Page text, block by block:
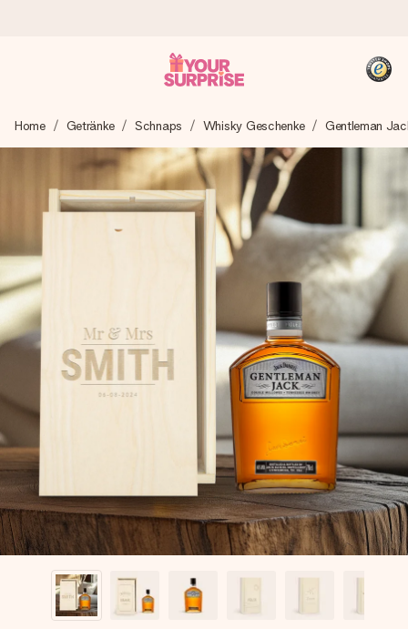
Wir bereiten dein Geschenk sorgfältig vor und schicken es
blitzschnell – damit du es genau zum richtigen Zeitpunkt
überreichen kannst, wenn es am meisten zählt.
4,8 (basierend auf +15.000 Bewertungen)
Unsere Geschenke begeistern. Kunden bewerten uns mit
4,8 bei Google Reviews (Gesamtergebnis aller Länder, in
die wir versenden).
+49 39292 929695
Montag - Freitag : 8:30 - 17:00 Uhr
Samstag - Sonntag : 8:30 - 13:00 Uhr
Home Getränke Schnaps Whisky Geschenke Gentleman